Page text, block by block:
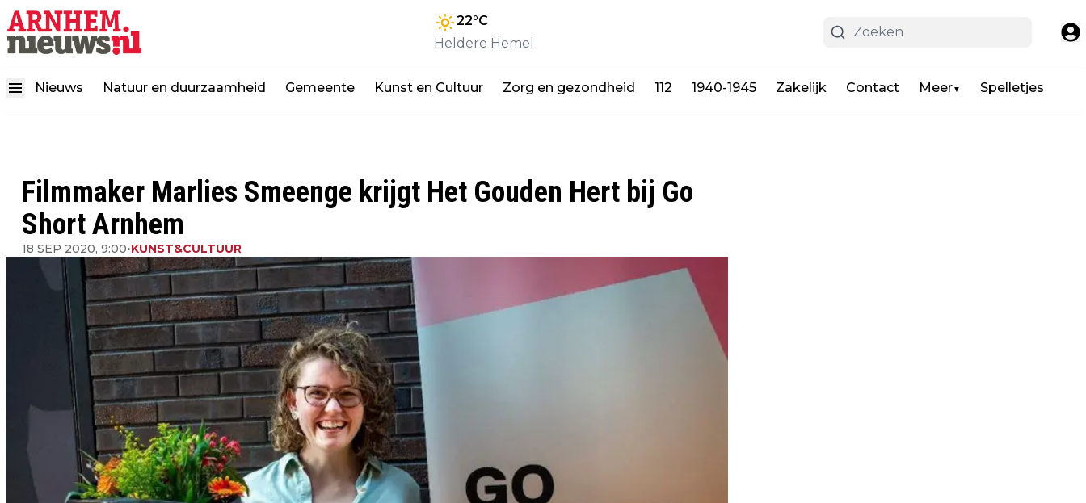
22°C
Heldere Hemel
Nieuws Natuur en duurzaamheid Gemeente Kunst en Cultuur Zorg en gezondheid 112 1940-1945 Zakelijk Contact Meer▼ Spelletjes
Filmmaker Marlies Smeenge krijgt Het Gouden Hert bij Go
Short Arnhem
18 SEP 2020, 9:00•KUNST&CULTUUR